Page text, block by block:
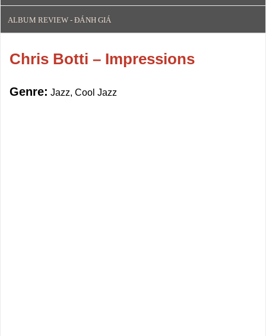
ALBUM REVIEW - ĐÁNH GIÁ
Chris Botti – Impressions
Genre: Jazz, Cool Jazz